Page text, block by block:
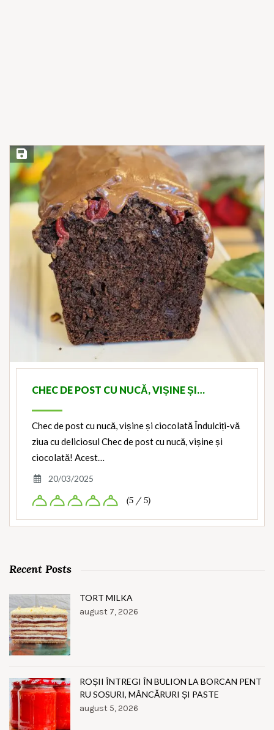
Save Recipe
CHEC DE POST CU NUCĂ, VIȘINE ȘI…
Chec de post cu nucă, vișine și ciocolată Îndulciți-vă
ziua cu deliciosul Chec de post cu nucă, vișine și
ciocolată! Acest…
20/03/2025
(5 / 5)
Recent Posts
TORT MILKA
august 7, 2026
ROȘII ÎNTREGI ÎN BULION LA BORCAN PENT
RU SOSURI, MÂNCĂRURI ȘI PASTE
august 5, 2026